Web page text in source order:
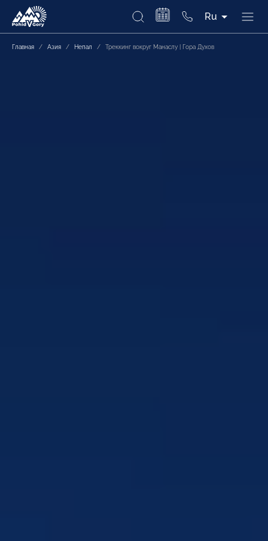
Ru
Главная / Азия / Непал / Треккинг вокруг Манаслу | Гора Духов